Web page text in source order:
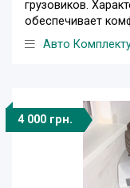
грузовиков.
обеспечивает
Авто
4 000 грн.